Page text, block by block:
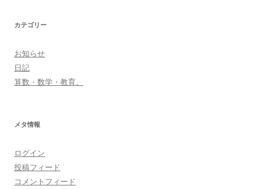
カテゴリー
お知らせ
日記
算数・数学・教育。
メタ情報
ログイン
投稿フィード
コメントフィード